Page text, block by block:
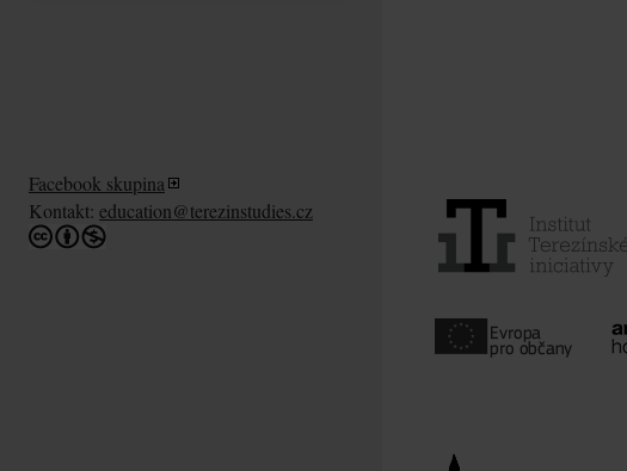
Facebook skupina
Kontakt: education@terezinstudies.cz